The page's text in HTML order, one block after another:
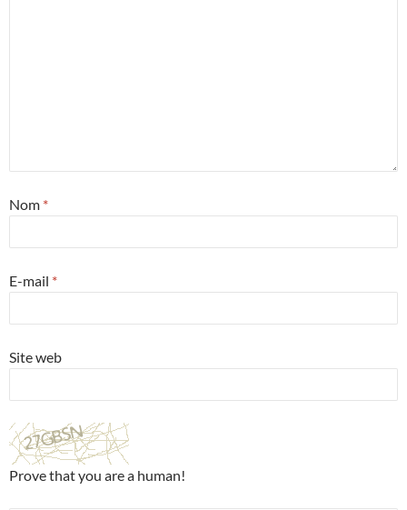
Nom *
E-mail *
Site web
Prove that you are a human!